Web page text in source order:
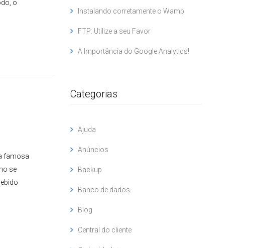
o
famosa
se
Instalando corretamente o Wamp
FTP: Utilize a seu Favor
A Importância do Google Analytics!
Categorias
Ajuda
Anúncios
Backup
Banco de dados
Blog
Central do cliente